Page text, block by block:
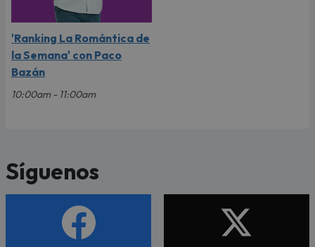
'Ranking La Romántica de
la Semana' con Paco
Bazán
10:00am - 11:00am
Síguenos